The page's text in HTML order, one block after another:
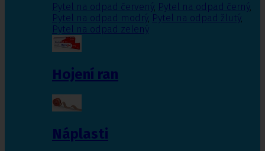
Pytel na odpad červený, Pytel na odpad černý,
Pytel na odpad modrý, Pytel na odpad žlutý,
Pytel na odpad zelený
Hojení ran
Náplasti